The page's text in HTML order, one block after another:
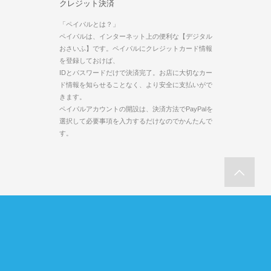
クレジット決済
「ペイパルとは？」
ペイパルは、インターネット上の便利な【デジタル
おさいふ】です。ペイパルにクレジットカード情報
を登録しておけば、
IDとパスワードだけで決済完了。お店に大切なカー
ド情報を知らせることなく、より安全に支払いがで
きます。
ペイパルアカウントの開設は、決済方法でPayPalを
選択して必要事項を入力するだけなのでかんたんで
す。